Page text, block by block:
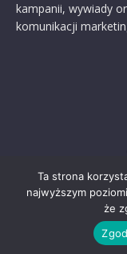
kampanii, wywiady
komunikacji
Ta strona
najwyższym
że